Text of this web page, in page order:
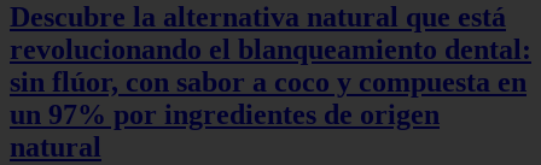
Descubre la alternativa natural que está
revolucionando el blanqueamiento dental:
sin flúor, con sabor a coco y compuesta en
un 97% por ingredientes de origen
natural